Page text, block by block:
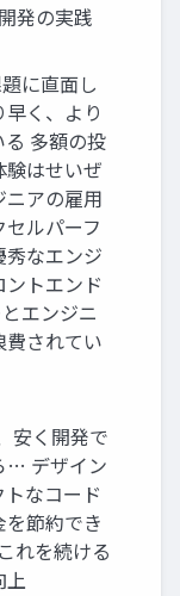
発の実践
に直⾯し
く、より
多額の投
はせいぜ
ニアの雇⽤
ルパーフ
秀なエンジ
トエンド
エンジニ
されてい
安く開発で
… デザイン
なコード
節約でき
れを続ける
上